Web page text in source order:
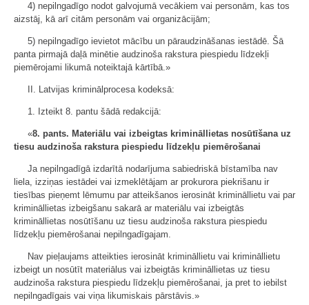
4) nepilngadīgo nodot galvojumā vecākiem vai personām, kas tos
aizstāj, kā arī citām personām vai organizācijām;
5) nepilngadīgo ievietot mācību un pāraudzināšanas iestādē. Šā
panta pirmajā daļā minētie audzinoša rakstura piespiedu līdzekļi
piemērojami likumā noteiktajā kārtībā.»
II. Latvijas kriminālprocesa kodeksā:
1. Izteikt 8. pantu šādā redakcijā:
«8. pants. Materiālu vai izbeigtas krimināllietas nosūtīšana uz
tiesu audzinoša rakstura piespiedu līdzekļu piemērošanai
Ja nepilngadīgā izdarītā nodarījuma sabiedriskā bīstamība nav
liela, izziņas iestādei vai izmeklētājam ar prokurora piekrišanu ir
tiesības pieņemt lēmumu par atteikšanos ierosināt krimināllietu vai par
krimināllietas izbeigšanu sakarā ar materiālu vai izbeigtās
krimināllietas nosūtīšanu uz tiesu audzinoša rakstura piespiedu
līdzekļu piemērošanai nepilngadīgajam.
Nav pieļaujams atteikties ierosināt krimināllietu vai krimināllietu
izbeigt un nosūtīt materiālus vai izbeigtās krimināllietas uz tiesu
audzinoša rakstura piespiedu līdzekļu piemērošanai, ja pret to iebilst
nepilngadīgais vai viņa likumiskais pārstāvis.»